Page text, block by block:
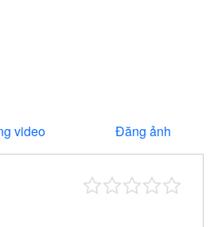
video Đăng ảnh